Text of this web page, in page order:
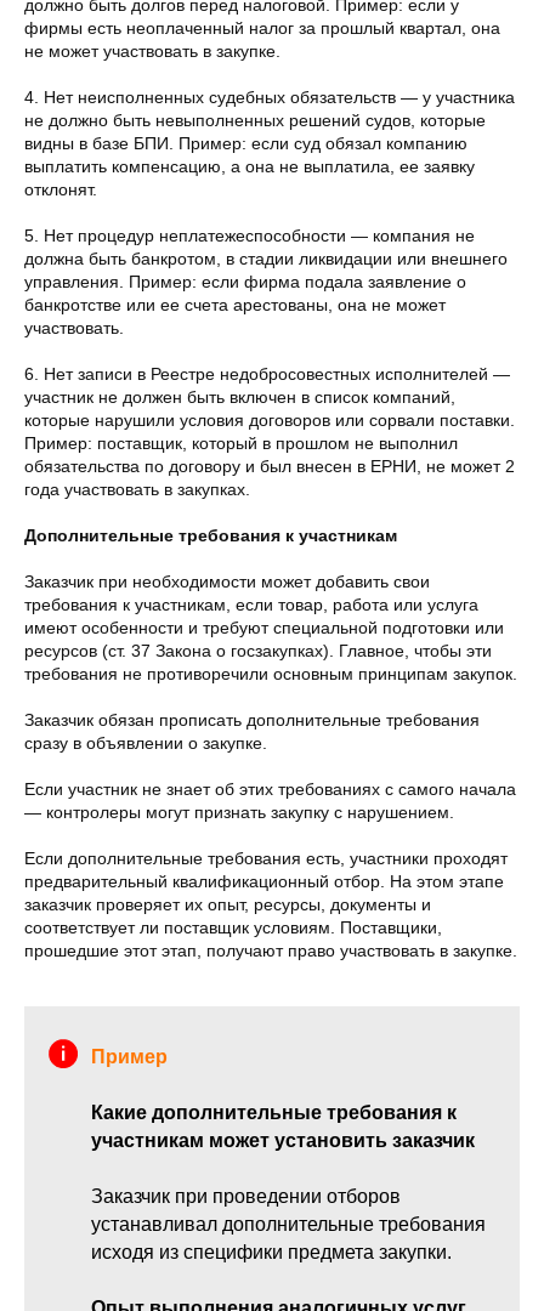
должно быть долгов перед налоговой. Пример: если у
фирмы есть неоплаченный налог за прошлый квартал, она
не может участвовать в закупке.
4. Нет неисполненных судебных обязательств — у участника
не должно быть невыполненных решений судов, которые
видны в базе БПИ. Пример: если суд обязал компанию
выплатить компенсацию, а она не выплатила, ее заявку
отклонят.
5. Нет процедур неплатежеспособности — компания не
должна быть банкротом, в стадии ликвидации или внешнего
управления. Пример: если фирма подала заявление о
банкротстве или ее счета арестованы, она не может
участвовать.
6. Нет записи в Реестре недобросовестных исполнителей —
участник не должен быть включен в список компаний,
которые нарушили условия договоров или сорвали поставки.
Пример: поставщик, который в прошлом не выполнил
обязательства по договору и был внесен в ЕРНИ, не может 2
года участвовать в закупках.
Дополнительные требования к участникам
Заказчик при необходимости может добавить свои
требования к участникам, если товар, работа или услуга
имеют особенности и требуют специальной подготовки или
ресурсов (ст. 37 Закона о госзакупках). Главное, чтобы эти
требования не противоречили основным принципам закупок.
Заказчик обязан прописать дополнительные требования
сразу в объявлении о закупке.
Если участник не знает об этих требованиях с самого начала
— контролеры могут признать закупку с нарушением.
Если дополнительные требования есть, участники проходят
предварительный квалификационный отбор. На этом этапе
заказчик проверяет их опыт, ресурсы, документы и
соответствует ли поставщик условиям. Поставщики,
прошедшие этот этап, получают право участвовать в закупке.
Пример
Какие дополнительные требования к
участникам может установить заказчик
Заказчик при проведении отборов
устанавливал дополнительные требования
исходя из специфики предмета закупки.